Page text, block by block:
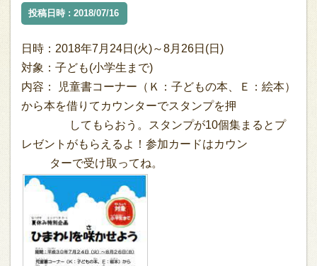
投稿日時 : 2018/07/16
日時：2018年7月24日(火)～8月26日(日)
対象：子ども(小学生まで)
内容： 児童書コーナー（Ｋ：子どもの本、Ｅ：絵本）
から本を借りてカウンターでスタンプを押
してもらおう。スタンプが10個集まるとプ
レゼントがもらえるよ！参加カードはカウン
ターで受け取ってね。